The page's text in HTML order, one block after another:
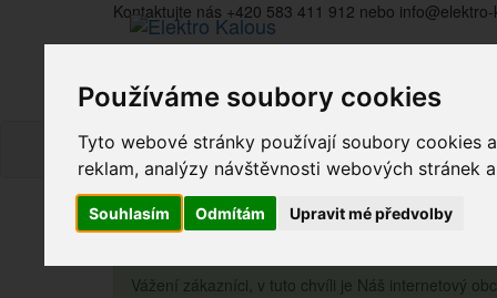
Používáme soubory cookies
Tyto webové stránky používají soubory cookies
reklam, analýzy návštěvnosti webových stránek
Souhlasím Odmítám Upravit mé předvolby
Kontaktujte nás +420 583 411 912 nebo
Vážení zákazníci, v tuto chvíli je Náš internetový